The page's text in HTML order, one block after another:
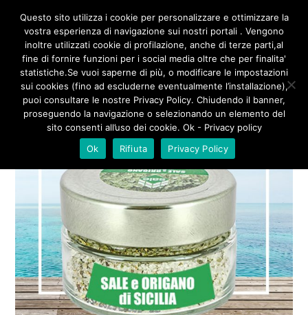
Questo sito utilizza i cookie per personalizzare e ottimizzare la
vostra esperienza di navigazione sui nostri portali . Vengono
inoltre utilizzati cookie di profilazione, anche di terze parti,al
fine di fornire funzioni per i social media oltre che per finalita'
statistiche.Se vuoi saperne di più, o modificare le impostazioni
sui cookies (fino ad escluderne eventualmente l’installazione),
puoi consultare le nostre Privacy Policy. Chiudendo il banner,
proseguendo la navigazione o selezionando un elemento del
sito consenti all’uso dei cookie. Ok - Privacy policy
Ok
Rifiuta Privacy Policy